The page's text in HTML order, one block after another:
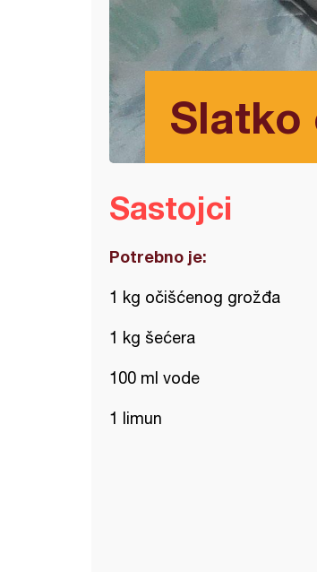
Slatko
Sastojci
Potrebno je:
1 kg očišćenog grožđa
1 kg šećera
100 ml vode
1 limun